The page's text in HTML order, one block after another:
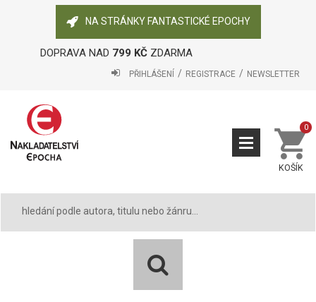
NA STRÁNKY FANTASTICKÉ EPOCHY
DOPRAVA NAD 799 KČZDARMA
PŘIHLÁŠENÍ REGISTRACE NEWSLETTER
KOŠÍK
0